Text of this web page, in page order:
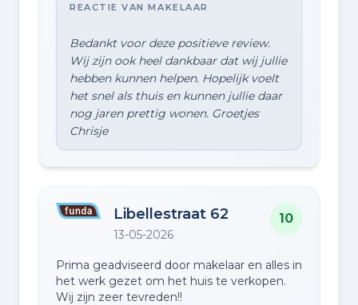
REACTIE VAN MAKELAAR
Bedankt voor deze positieve review.
Wij zijn ook heel dankbaar dat wij jullie
hebben kunnen helpen. Hopelijk voelt
het snel als thuis en kunnen jullie daar
nog jaren prettig wonen. Groetjes
Libellestraat 62
13-05-2026
10
Prima geadviseerd door makelaar en alles in
het werk gezet om het huis te verkopen.
Wij zijn zeer tevreden!!